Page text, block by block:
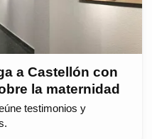
a Castellón con
la maternidad
testimonios y